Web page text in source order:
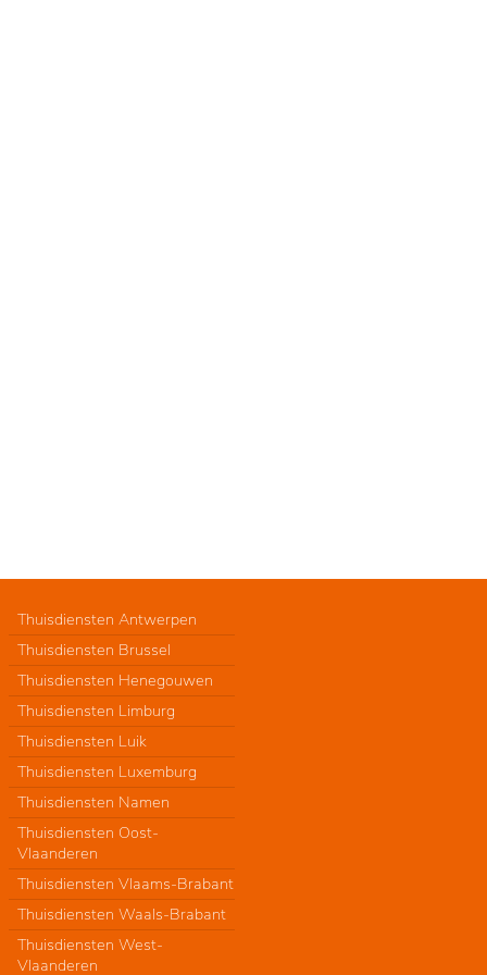
Thuisdiensten Antwerpen
Thuisdiensten Brussel
Thuisdiensten Henegouwen
Thuisdiensten Limburg
Thuisdiensten Luik
Thuisdiensten Luxemburg
Thuisdiensten Namen
Thuisdiensten Oost-
Vlaanderen
Thuisdiensten Vlaams-Brabant
Thuisdiensten Waals-Brabant
Thuisdiensten West-
Vlaanderen